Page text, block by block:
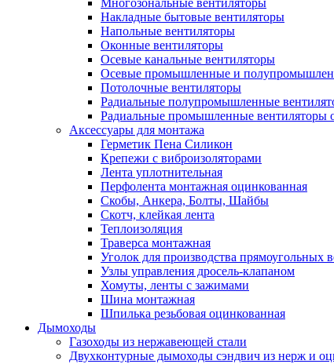
Многозональные вентиляторы
Накладные бытовые вентиляторы
Напольные вентиляторы
Оконные вентиляторы
Осевые канальные вентиляторы
Осевые промышленные и
Потолочные вентиляторы
Радиальные полупромышленные
Радиальные промышленные вентиляторы
Аксессуары для монтажа
Герметик Пена Силикон
Крепежи с виброизоляторами
Лента уплотнительная
Перфолента монтажная оцинкованная
Скобы, Анкера, Болты, Шайбы
Скотч, клейкая лента
Теплоизоляция
Траверса монтажная
Уголок для производства прямоугольных
Узлы управления дросель-клапаном
Хомуты, ленты с зажимами
Шина монтажная
Шпилька резьбовая оцинкованная
Дымоходы
Газоходы из нержавеющей стали
Двухконтурные дымоходы сэндвич из нерж и